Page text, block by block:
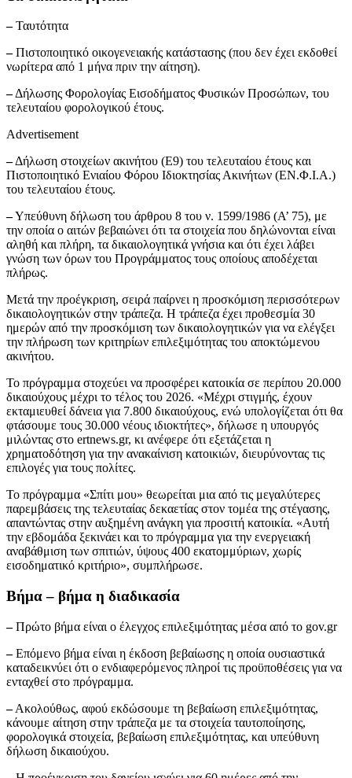
–Ταυτότητα
–Πιστοποιητικό οικογενειακής κατάστασης (που δεν έχει εκδοθεί
νωρίτερα από 1 μήνα πριν την αίτηση).
–Δήλωσης Φορολογίας Εισοδήματος Φυσικών Προσώπων, του
τελευταίου φορολογικού έτους.
Advertisement
–Δήλωση στοιχείων ακινήτου (Ε9) του τελευταίου έτους και
Πιστοποιητικό Ενιαίου Φόρου Ιδιοκτησίας Ακινήτων (ΕΝ.Φ.Ι.Α.)
του τελευταίου έτους.
–Υπεύθυνη δήλωση του άρθρου 8 του ν. 1599/1986 (Α’ 75), με
την οποία ο αιτών βεβαιώνει ότι τα στοιχεία που δηλώνονται είναι
αληθή και πλήρη, τα δικαιολογητικά γνήσια και ότι έχει λάβει
γνώση των όρων του Προγράμματος τους οποίους αποδέχεται
πλήρως.
Μετά την προέγκριση, σειρά παίρνει η προσκόμιση περισσότερων
δικαιολογητικών στην τράπεζα. Η τράπεζα έχει προθεσμία 30
ημερών από την προσκόμιση των δικαιολογητικών για να ελέγξει
την πλήρωση των κριτηρίων επιλεξιμότητας του αποκτώμενου
ακινήτου.
Το πρόγραμμα στοχεύει να προσφέρει κατοικία σε περίπου 20.000
δικαιούχους μέχρι το τέλος του 2026. «Μέχρι στιγμής, έχουν
εκταμιευθεί δάνεια για 7.800 δικαιούχους, ενώ υπολογίζεται ότι θα
φτάσουμε τους 30.000 νέους ιδιοκτήτες», δήλωσε η υπουργός
μιλώντας στο ertnews.gr, κι ανέφερε ότι εξετάζεται η
χρηματοδότηση για την ανακαίνιση κατοικιών, διευρύνοντας τις
επιλογές για τους πολίτες.
Το πρόγραμμα «Σπίτι μου» θεωρείται μια από τις μεγαλύτερες
παρεμβάσεις της τελευταίας δεκαετίας στον τομέα της στέγασης,
απαντώντας στην αυξημένη ανάγκη για προσιτή κατοικία. «Αυτή
την εβδομάδα ξεκινάει και το πρόγραμμα για την ενεργειακή
αναβάθμιση των σπιτιών, ύψους 400 εκατομμύριων, χωρίς
εισοδηματικό κριτήριο», συμπλήρωσε.
Βήμα – βήμα η διαδικασία
–Πρώτο βήμα είναι ο έλεγχος επιλεξιμότητας μέσα από το gov.gr
–Επόμενο βήμα είναι η έκδοση βεβαίωσης η οποία ουσιαστικά
καταδεικνύει ότι ο ενδιαφερόμενος πληροί τις προϋποθέσεις για να
ενταχθεί στο πρόγραμμα.
–Ακολούθως, αφού εκδώσουμε τη βεβαίωση επιλεξιμότητας,
κάνουμε αίτηση στην τράπεζα με τα στοιχεία ταυτοποίησης,
φορολογικά στοιχεία, βεβαίωση επιλεξιμότητας, και υπεύθυνη
δήλωση δικαιούχου.